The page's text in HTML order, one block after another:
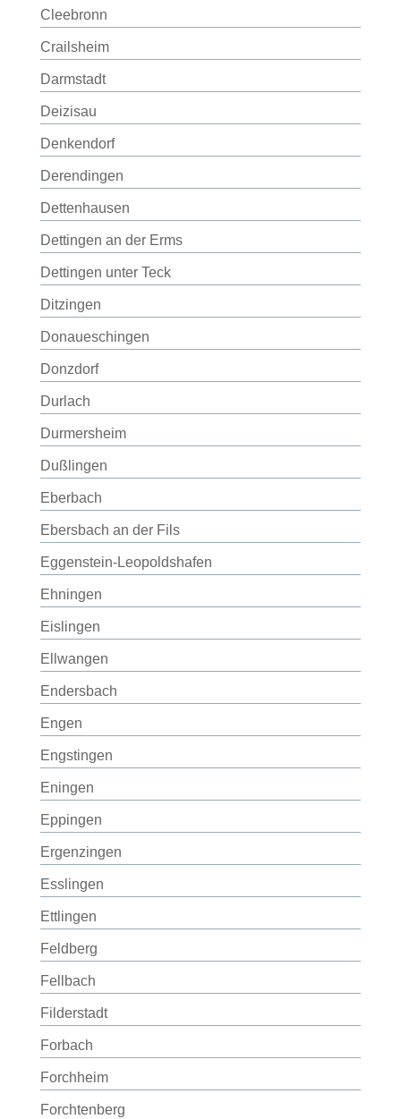
Cleebronn
Crailsheim
Darmstadt
Deizisau
Denkendorf
Derendingen
Dettenhausen
Dettingen an der Erms
Dettingen unter Teck
Ditzingen
Donaueschingen
Donzdorf
Durlach
Durmersheim
Dußlingen
Eberbach
Ebersbach an der Fils
Eggenstein-Leopoldshafen
Ehningen
Eislingen
Ellwangen
Endersbach
Engen
Engstingen
Eningen
Eppingen
Ergenzingen
Esslingen
Ettlingen
Feldberg
Fellbach
Filderstadt
Forbach
Forchheim
Forchtenberg